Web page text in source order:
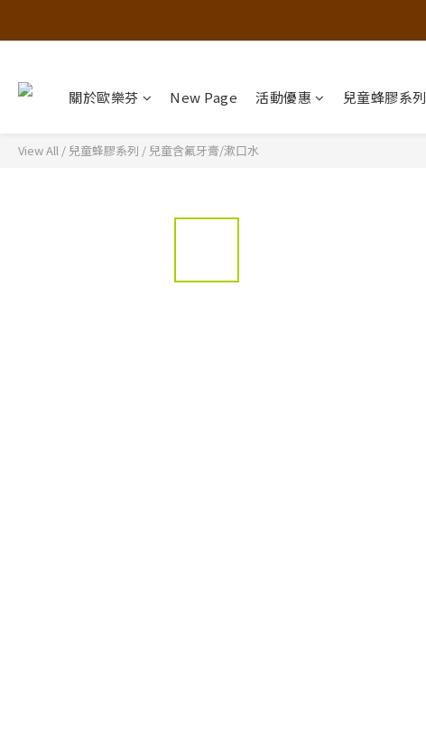
關於歐樂芬 New Page 活動優惠 兒童蜂膠系列
View All / 兒童蜂膠系列 / 兒童含氟牙膏/漱口水